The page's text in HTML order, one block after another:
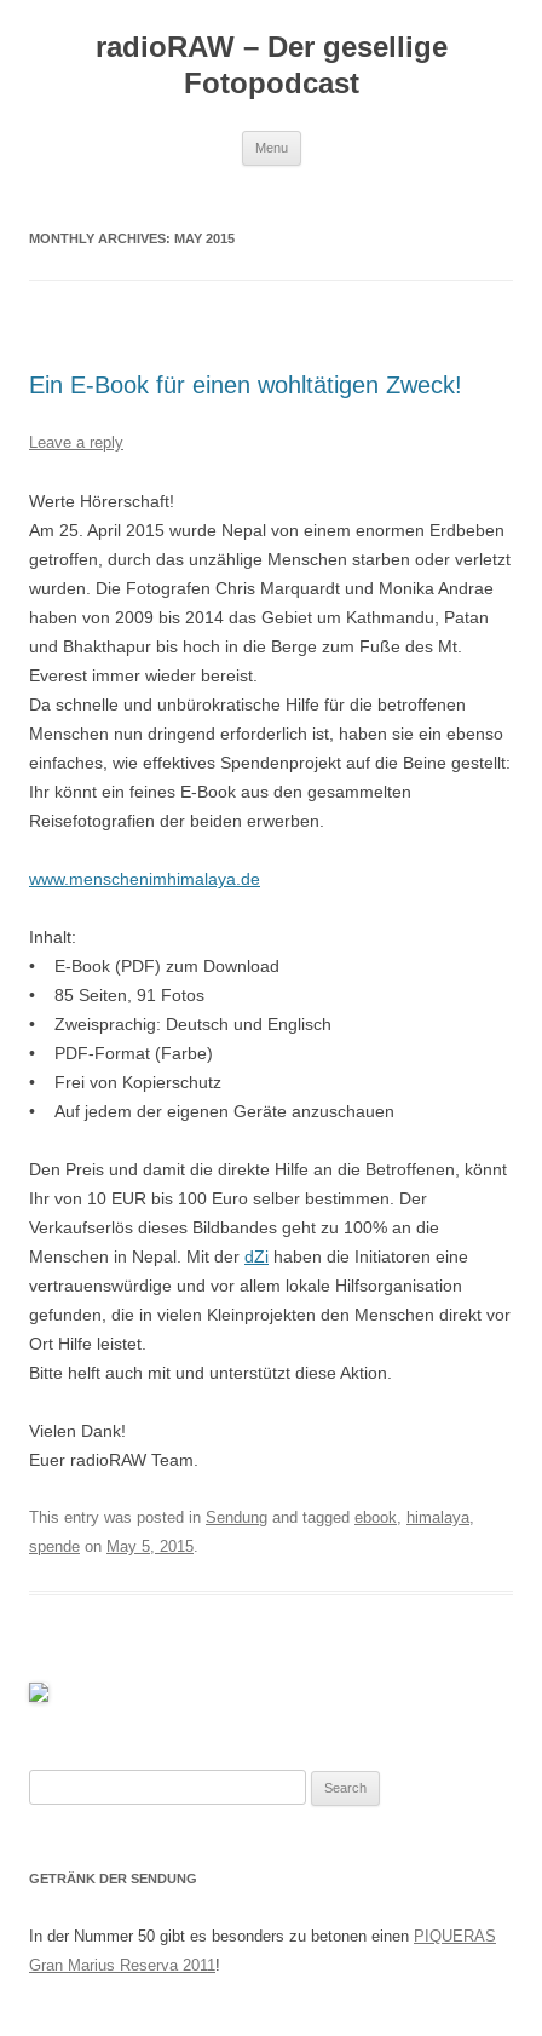
radioRAW – Der gesellige
Fotopodcast
Menu
MONTHLY ARCHIVES: MAY 2015
Ein E-Book für einen wohltätigen Zweck!
Leave a reply
Werte Hörerschaft!
Am 25. April 2015 wurde Nepal von einem enormen Erdbeben
getroffen, durch das unzählige Menschen starben oder verletzt
wurden. Die Fotografen Chris Marquardt und Monika Andrae
haben von 2009 bis 2014 das Gebiet um Kathmandu, Patan
und Bhakthapur bis hoch in die Berge zum Fuße des Mt.
Everest immer wieder bereist.
Da schnelle und unbürokratische Hilfe für die betroffenen
Menschen nun dringend erforderlich ist, haben sie ein ebenso
einfaches, wie effektives Spendenprojekt auf die Beine gestellt:
Ihr könnt ein feines E-Book aus den gesammelten
Reisefotografien der beiden erwerben.
www.menschenimhimalaya.de
Inhalt:
• E-Book (PDF) zum Download
• 85 Seiten, 91 Fotos
• Zweisprachig: Deutsch und Englisch
• PDF-Format (Farbe)
• Frei von Kopierschutz
• Auf jedem der eigenen Geräte anzuschauen
Den Preis und damit die direkte Hilfe an die Betroffenen, könnt
Ihr von 10 EUR bis 100 Euro selber bestimmen. Der
Verkaufserlös dieses Bildbandes geht zu 100% an die
Menschen in Nepal. Mit der dZi haben die Initiatoren eine
vertrauenswürdige und vor allem lokale Hilfsorganisation
gefunden, die in vielen Kleinprojekten den Menschen direkt vor
Ort Hilfe leistet.
Bitte helft auch mit und unterstützt diese Aktion.
Vielen Dank!
Euer radioRAW Team.
This entry was posted in Sendung and tagged ebook, himalaya,
spende on May 5, 2015.
GETRÄNK DER SENDUNG
In der Nummer 50 gibt es besonders zu betonen einen PIQUERAS
Gran Marius Reserva 2011!